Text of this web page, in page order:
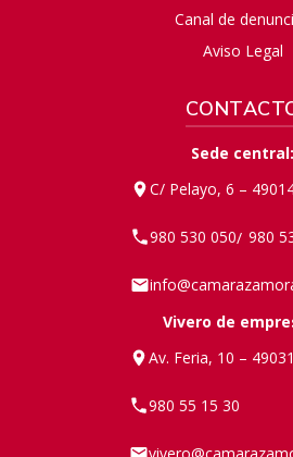
Canal de
Aviso Legal
Sede central:
C/ Pelayo, 6 –
980 530 050/ 980
Vivero de
Av. Feria, 10 –
980 55 15 30